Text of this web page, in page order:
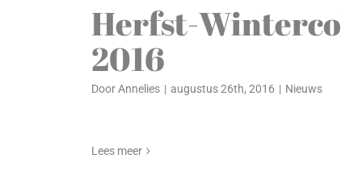
Herfst-
2016
DoorAnnelies | augustus 26th, 2016 | Nieuws
Lees meer